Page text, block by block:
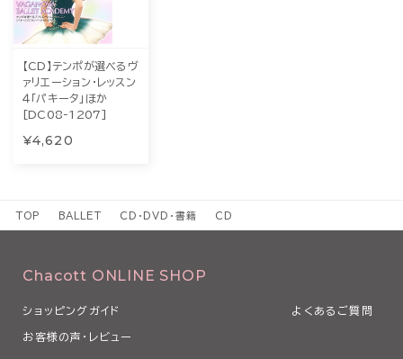
【CD】テンポが選べるヴ
ァリエーション・レッスン
４「パキータ」ほか
[DC08-1207]
¥4,620
TOP BALLET CD・DVD・書籍 CD
Chacott ONLINE SHOP
ショッピングガイド よくあるご質問
お客様の声・レビュー